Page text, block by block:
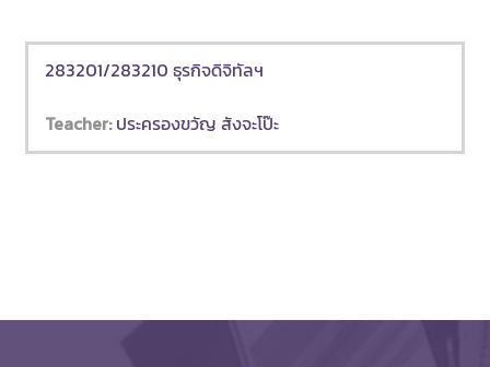
283201/283210 ธุรกิจดิจิทัลฯ
Teacher:ประครองขวัญ สังจะโป๊ะ